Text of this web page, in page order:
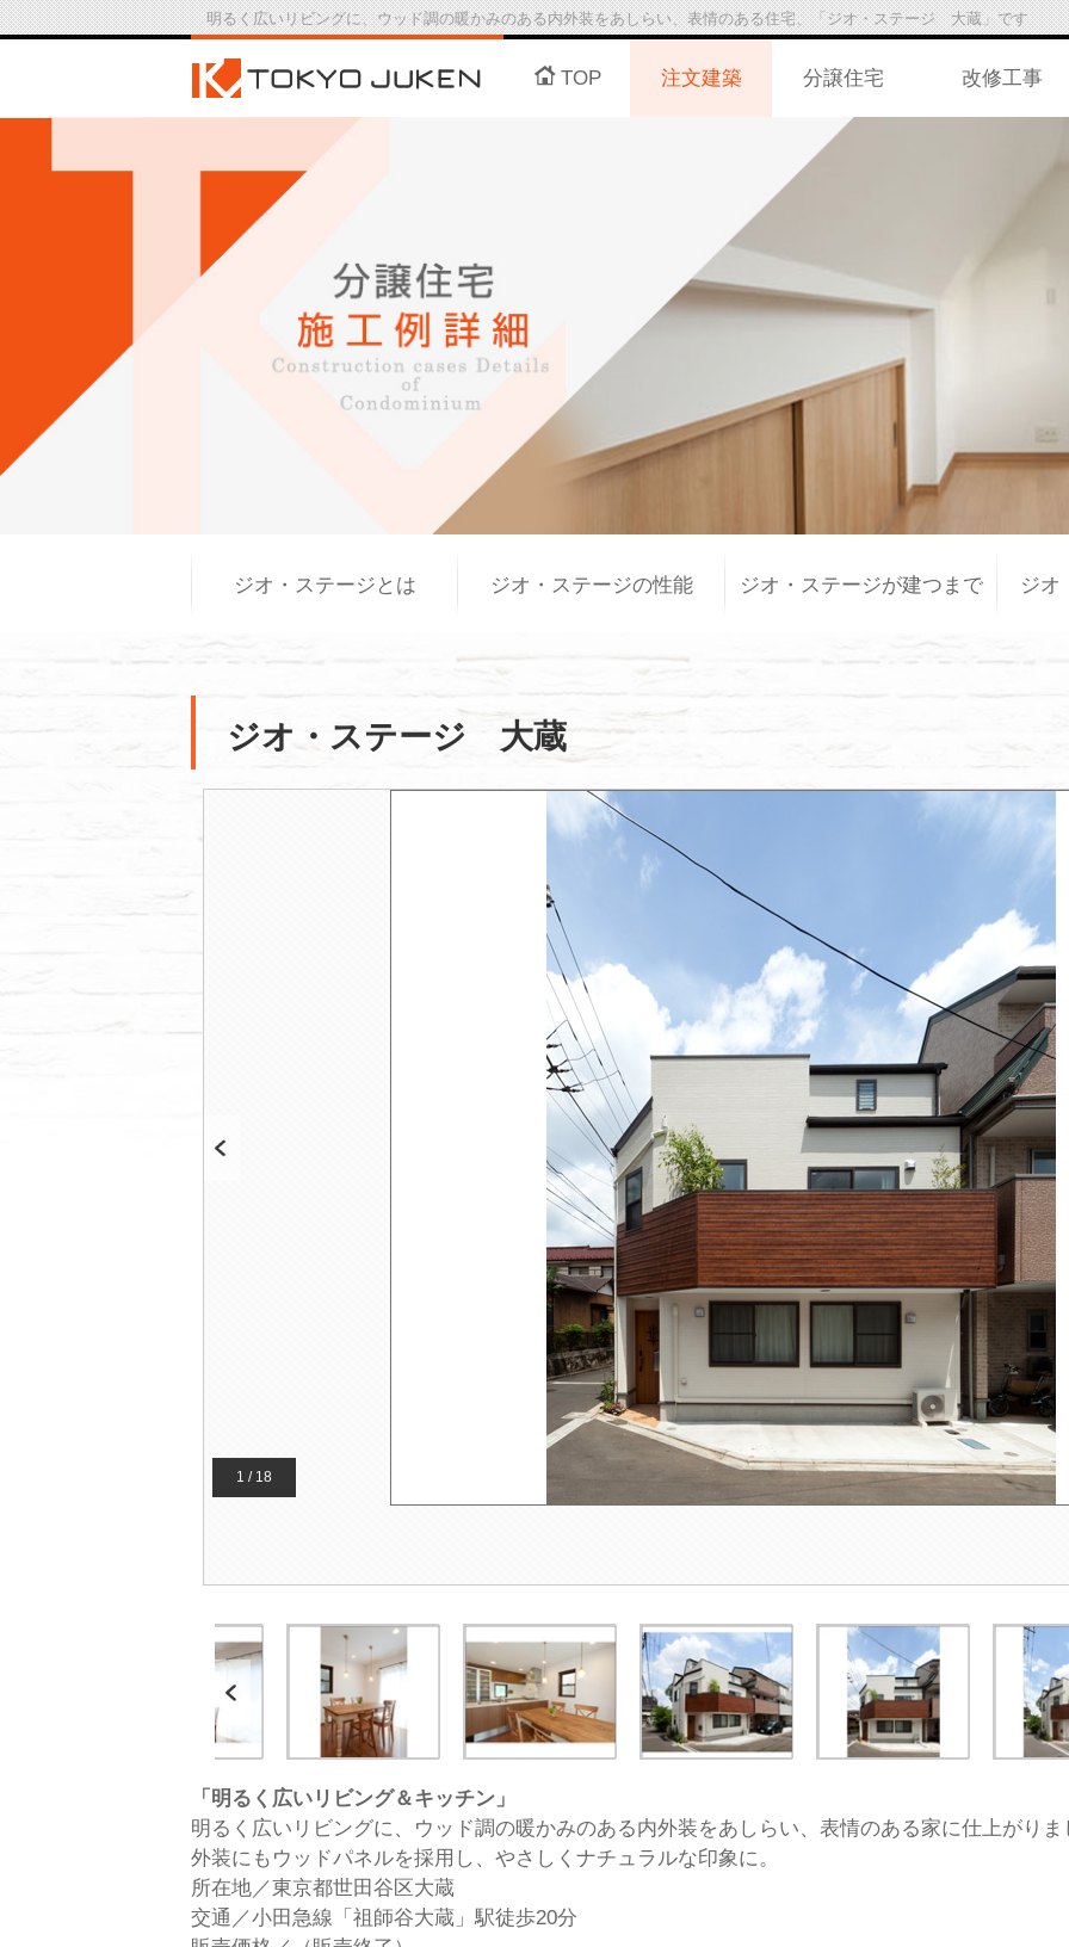
明るく広いリビングに、ウッド調の暖かみのある内外装をあしらい、表情のある住宅、「ジオ・ステージ 大蔵」です
TOP 注文建築 分譲住宅 改修工事
ジオ・ステージとは ジオ・ステージの性能 ジオ・ステージが建つまで ジオ
ジオ・ステージ 大蔵
Previous
1 / 18
Previous
「明るく広いリビング＆キッチン」
明るく広いリビングに、ウッド調の暖かみのある内外装をあしらい、表情のある家に仕上がりま
外装にもウッドパネルを採用し、やさしくナチュラルな印象に。
所在地／東京都世田谷区大蔵
交通／小田急線「祖師谷大蔵」駅徒歩20分